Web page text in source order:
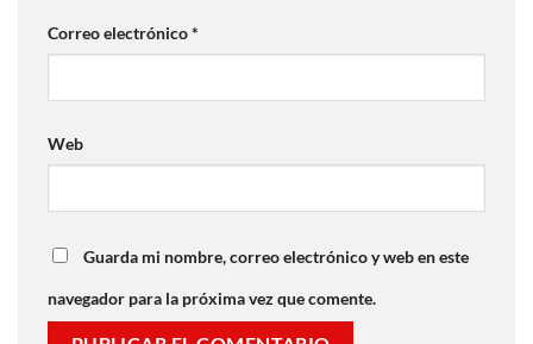
Correo electrónico*
Web
Guarda mi nombre, correo electrónico y web en este
navegador para la próxima vez que comente.